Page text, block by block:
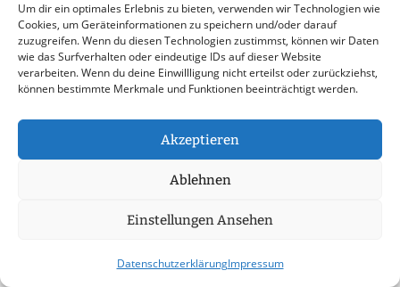
Um dir ein optimales Erlebnis zu bieten, verwenden wir Technologien wie
Cookies, um Geräteinformationen zu speichern und/oder darauf
zuzugreifen. Wenn du diesen Technologien zustimmst, können wir Daten
wie das Surfverhalten oder eindeutige IDs auf dieser Website
verarbeiten. Wenn du deine Einwillligung nicht erteilst oder zurückziehst,
können bestimmte Merkmale und Funktionen beeinträchtigt werden.
Akzeptieren
Ablehnen
Einstellungen Ansehen
DatenschutzerklärungImpressum
Erscheinung von Gebäuden eine zentrale
Rolle. Mit professionellen Dienstleistern für
Fassadenreinigung können Unternehmen
und Gewerbetreibende in Spiesen-Elversberg
sicherstellen, dass ihr Firmengebäude stets
einen gepflegten und einladenden Eindruck
hinterlässt.
Die Wahl des richtigen Dienstleisters für die
erfordert genaue Überlegung und Recherche.